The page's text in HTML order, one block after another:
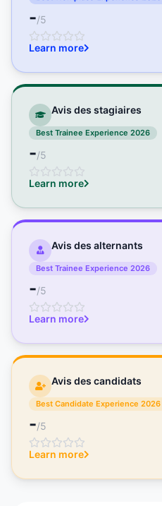
-/5
Learn more
Avis des stagiaires
Best Trainee Experience 2026
-/5
Learn more
Avis des alternants
Best Trainee Experience 2026
-/5
Learn more
Avis des candidats
Best Candidate Experience 2026
-/5
Learn more